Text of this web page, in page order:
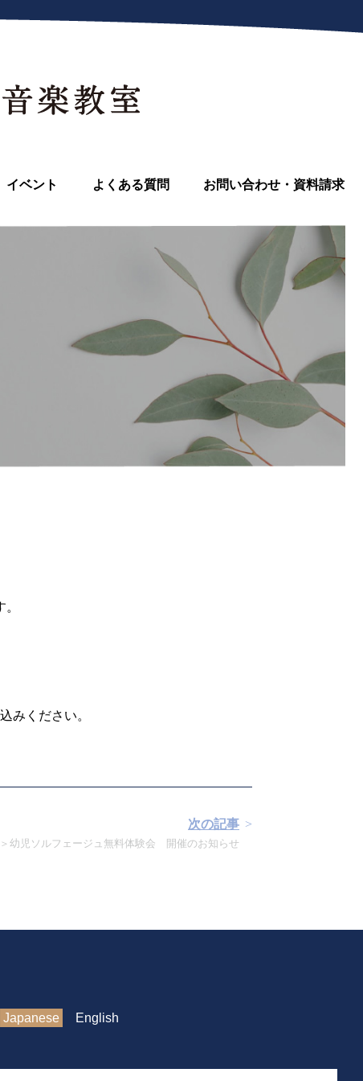
イベント よくある質問 お問い合わせ・資料請求
みください。
次の記事
幼児ソルフェージュ無料体験会 開催のお知らせ
Japanese English